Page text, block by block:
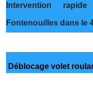
Intervention
Fontenouilles dans le
Déblocage volet